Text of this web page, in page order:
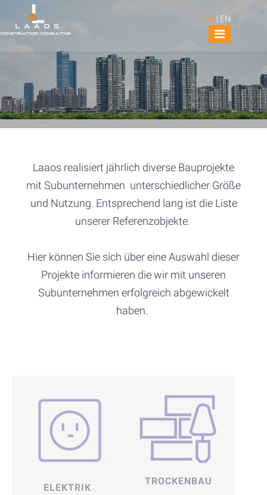
DE | EN
Laaos realisiert jährlich diverse Bauprojekte
mit Subunternehmen unterschiedlicher Größe
und Nutzung. Entsprechend lang ist die Liste
unserer Referenzobjekte.
Hier können Sie sich über eine Auswahl dieser
Projekte informieren die wir mit unseren
Subunternehmen erfolgreich abgewickelt
haben.
ELEKTRIK
TROCKENBAU